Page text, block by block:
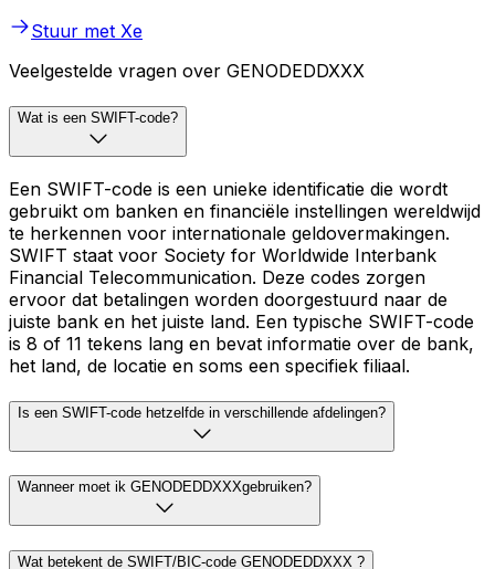
Stuur met Xe
Veelgestelde vragen over GENODEDDXXX
Wat is een SWIFT-code?
Een SWIFT-code is een unieke identificatie die wordt
gebruikt om banken en financiële instellingen wereldwijd
te herkennen voor internationale geldovermakingen.
SWIFT staat voor Society for Worldwide Interbank
Financial Telecommunication. Deze codes zorgen
ervoor dat betalingen worden doorgestuurd naar de
juiste bank en het juiste land. Een typische SWIFT-code
is 8 of 11 tekens lang en bevat informatie over de bank,
het land, de locatie en soms een specifiek filiaal.
Is een SWIFT-code hetzelfde in verschillende afdelingen?
Wanneer moet ik GENODEDDXXXgebruiken?
Wat betekent de SWIFT/BIC-code GENODEDDXXX ?